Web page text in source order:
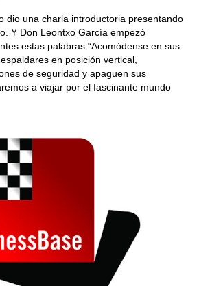
dio una charla introductoria presentando
Y Don Leontxo García empezó
estas palabras “Acomódense en sus
en posición vertical,
de seguridad y apaguen sus
a viajar por el fascinante mundo